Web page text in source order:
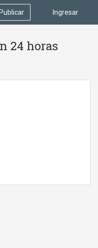
Ingresar
Publicar
24 horas